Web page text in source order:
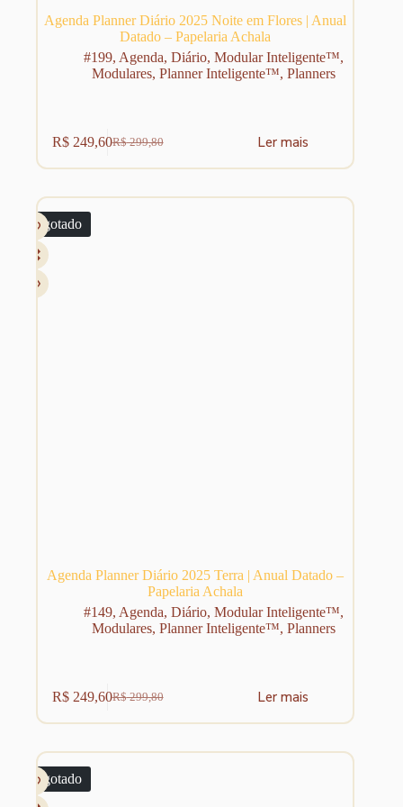
Agenda Planner Diário 2025 Noite em Flores | Anual
Datado – Papelaria Achala
#199, Agenda, Diário, Modular Inteligente™,
Modulares, Planner Inteligente™, Planners
R$299,80
O
preço
era:
R$249,60O
preço
é:
Ler mais
Esgotado
Agenda Planner Diário 2025 Terra | Anual Datado –
Papelaria Achala
#149, Agenda, Diário, Modular Inteligente™,
Modulares, Planner Inteligente™, Planners
R$299,80
O
preço
era:
R$249,60O
preço
é:
Ler mais
Esgotado